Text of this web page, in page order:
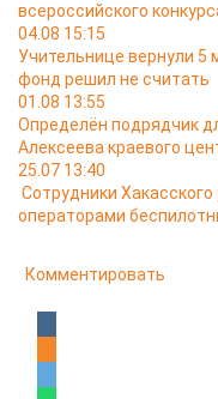
всероссийского
04.08 15:15
Учительнице вернули
фонд решил не считать
01.08 13:55
Определён подрядчик
Алексеева краевого
25.07 13:40
Сотрудники
операторами
Комментировать